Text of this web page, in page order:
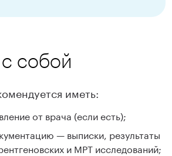
с собой
иметь:
от врача (если есть);
— выписки, результаты
и МРТ исследований;